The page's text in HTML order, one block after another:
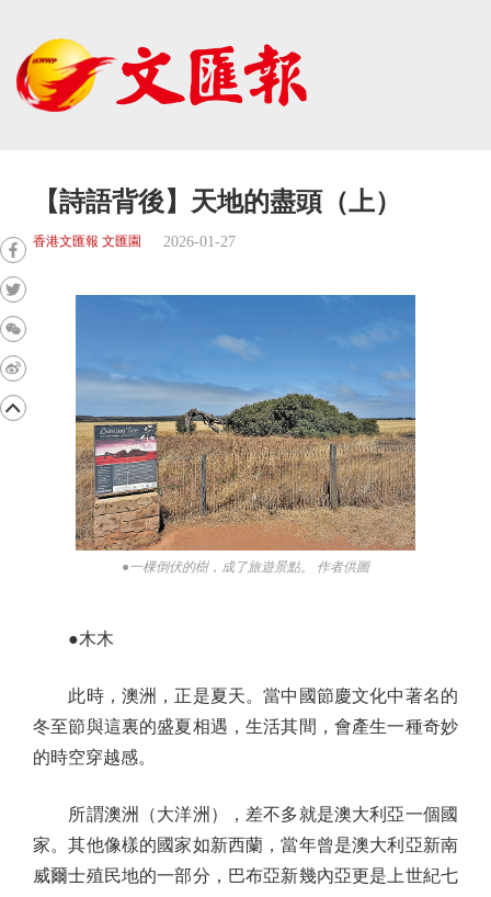
【詩語背後】天地的盡頭（上）
香港文匯報 文匯園 2026-01-27
●一棵倒伏的樹，成了旅遊景點。 作者供圖
●木木
此時，澳洲，正是夏天。當中國節慶文化中著名的
冬至節與這裏的盛夏相遇，生活其間，會產生一種奇妙
的時空穿越感。
所謂澳洲（大洋洲），差不多就是澳大利亞一個國
家。其他像樣的國家如新西蘭，當年曾是澳大利亞新南
威爾士殖民地的一部分，巴布亞新幾內亞更是上世紀七